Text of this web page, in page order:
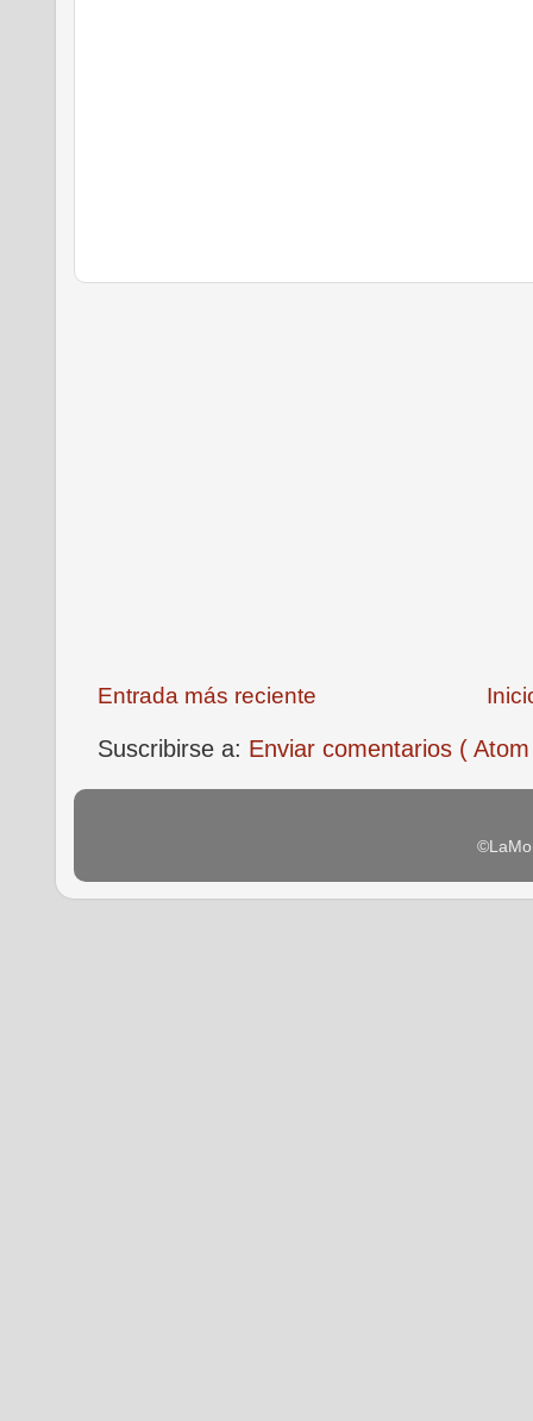
Entrada más reciente
Suscribirse a: Enviar comentarios (